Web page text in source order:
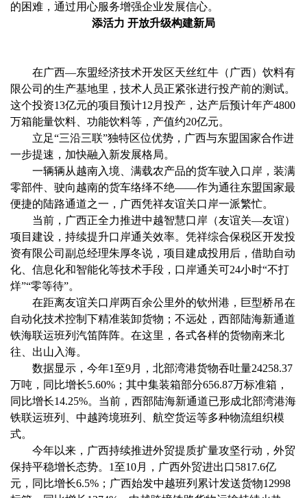
的困难，通过用心服务增强企业发展信心。
添活力 开放升级构建新局
在广西—东盟经济技术开发区天丝红牛（广西）饮料有
限公司的生产基地里，技术人员正紧张进行投产前的测试。
这个投资13亿元的项目预计12月投产，达产后预计年产4800
万箱能量饮料、功能饮料等，产值约20亿元。
立足“三沿三联”独特区位优势，广西与东盟国家合作进
一步提速，加快融入新发展格局。
一辆辆从越南入境、满载农产品的货车驶入口岸，装满
零部件、驶向越南的货车络绎不绝——作为通往东盟国家最
便捷的陆路通道之一，广西凭祥友谊关口岸一派繁忙。
当前，广西正全力推进中越智慧口岸（友谊关—友谊）
项目建设，持续提升口岸通关效率。凭祥综合保税区开发投
资有限公司副总经理朱厚冬说，项目建成投用后，借助自动
化、信息化和智能化等技术手段，口岸通关可24小时“不打
烊”“零等待”。
在距离友谊关口岸两百余公里外的钦州港，巨型桥吊在
自动化技术控制下精准装卸货物；不远处，西部陆海新通道
铁海联运班列汽笛阵阵。在这里，各式各样的货物南来北
往、出山入海。
数据显示，今年1至9月，北部湾港货物吞吐量24258.37
万吨，同比增长5.60%；其中集装箱部分656.87万标准箱，
同比增长14.25%。当前，西部陆海新通道已形成北部湾港海
铁联运班列、中越跨境班列、航空货运等多种物流组织模
式。
今年以来，广西持续推进外贸提质扩量攻坚行动，外贸
保持平稳增长态势。1至10月，广西外贸进出口5817.6亿
元，同比增长6.5%；广西始发中越班列累计发送货物12998